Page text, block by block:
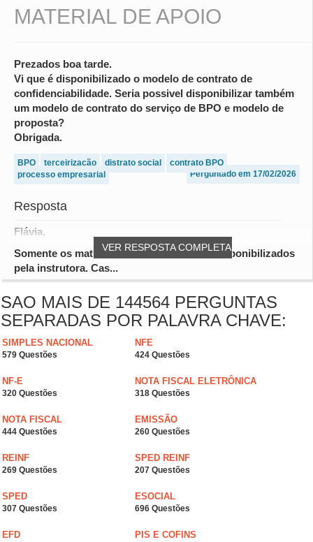
MATERIAL DE APOIO
Prezados boa tarde.
Vi que é disponibilizado o modelo de contrato de
confidenciabilidade. Seria possivel disponibilizar também
um modelo de contrato do serviço de BPO e modelo de
proposta?
Obrigada.
BPO terceirização distrato social
contrato BPO
processo empresarial
Perguntado em 17/02/2026
Resposta
VER RESPOSTA COMPLETA
Flávia,
Somente os materiais já anexados foram disponibilizados
pela instrutora. Cas...
SAO MAIS DE 144564 PERGUNTAS
SEPARADAS POR PALAVRA CHAVE:
SIMPLES NACIONAL
579 Questões
NFE
424 Questões
NF-E
320 Questões
NOTA FISCAL ELETRÔNICA
318 Questões
NOTA FISCAL
444 Questões
EMISSÃO
260 Questões
REINF
269 Questões
SPED REINF
207 Questões
SPED
307 Questões
ESOCIAL
696 Questões
EFD PIS E COFINS